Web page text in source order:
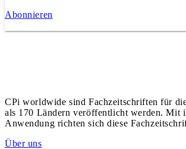
Abonnieren
CPi worldwide sind Fachzeitschriften für
als 170 Ländern veröffentlicht werden. Mit
Anwendung richten sich diese
Über uns